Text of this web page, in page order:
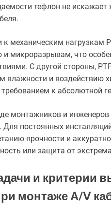
тефлон не
к механическим нагрузкам
и микроразрывам, что
С другой стороны,
влажности и воздействию
к абсолютной
монтажников и
постоянных
прочности и
или защита от
и критерии
монтаже A/V